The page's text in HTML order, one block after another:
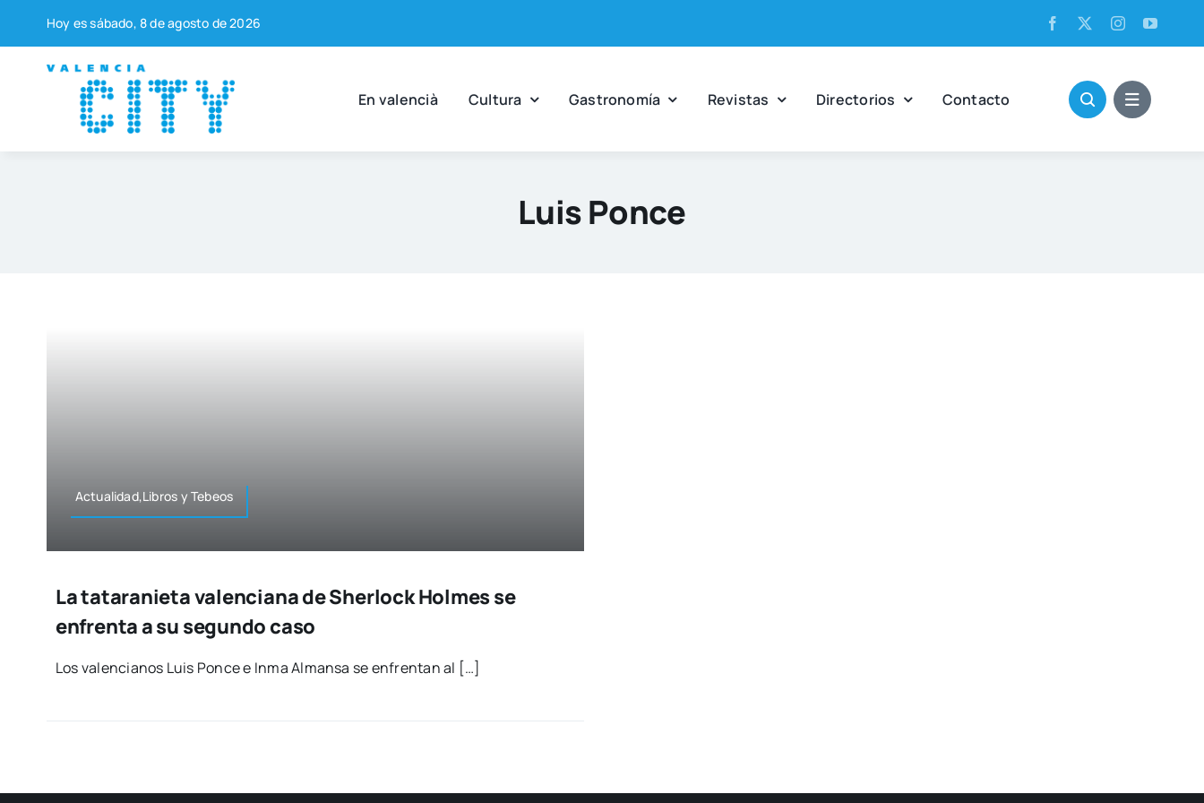
contenido
Hoy es sába­do, 8 de agos­to de 2026
En valen­cià Cul­tu­ra Gas­tro­no­mía Revis­tas Direc­to­rios Con­tac­to
Luis Ponce
Actualidad,Libros y Tebeos
La tataranieta valenciana de Sherlock Holmes se
enfrenta a su segundo caso
Los valen­cia­nos Luis Pon­ce e Inma Alman­sa se enfren­tan al […]